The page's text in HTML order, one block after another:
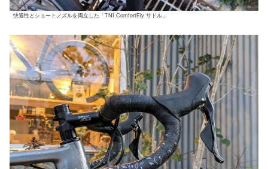
快適性とショートノズルを両立した「TNI ComfortFly サドル」